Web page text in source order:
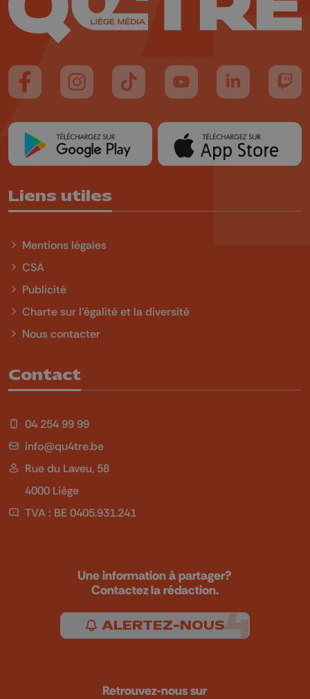
Suivez-nous sur FaceBook
Suivez-nous sur Instagram
Suivez-nous sur TikTok
Suivez-nous sur YouTube
Suivez-nous
Liens utiles
Mentions légales
CSA
Publicité
Charte sur l'égalité et la diversité
Nous contacter
Contact
04 254 99 99
info@qu4tre.be
Rue du Laveu, 58
4000 Liège
TVA : BE 0405.931.241
Une information à partager?
Contactez la rédaction.
ALERTEZ-NOUS
Retrouvez-nous sur